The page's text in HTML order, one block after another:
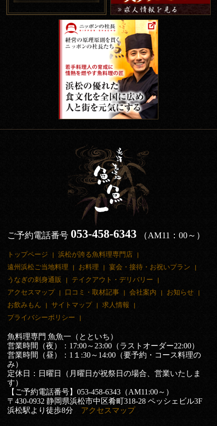
ご予約電話番号 053-458-6343 （AM11：00～）
トップページ
浜松が誇る魚料理専門店
遠州浜松ご当地料理
お料理
宴会・接待・お祝いプラン
うなぎの刺身通販
テイクアウト・デリバリー
アクセスマップ
口コミ・取材記事 会社案内
お知らせ
お飲みもん
サイトマップ
求人情報
プライバシーポリシー
魚料理専門 魚魚一（とといち）
営業時間（夜）：17:00～23:00（ラストオーダー22:00）
営業時間（昼）：1１:30～14:00（要予約・コース料理の
み）
定休日：日曜日（月曜日が祝祭日の場合、営業いたしま
す）
【ご予約電話番号】053-458-6343（AM11:00～）
〒430-0932 静岡県浜松市中区肴町318-28 ペッシェビル3F
浜松駅より徒歩8分 アクセスマップ